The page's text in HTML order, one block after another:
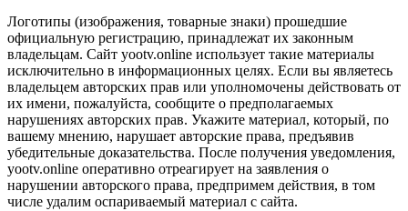
Логотипы (изображения, товарные знаки) прошедшие
официальную регистрацию, принадлежат их законным
владельцам. Сайт yootv.online использует такие материалы
исключительно в информационных целях. Если вы являетесь
владельцем авторских прав или уполномочены действовать от
их имени, пожалуйста, сообщите о предполагаемых
нарушениях авторских прав. Укажите материал, который, по
вашему мнению, нарушает авторские права, предъявив
убедительные доказательства. После получения уведомления,
yootv.online оперативно отреагирует на заявления о
нарушении авторского права, предпримем действия, в том
числе удалим оспариваемый материал с сайта.